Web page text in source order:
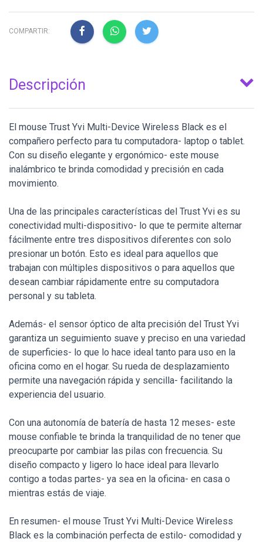
COMPARTIR:
Descripción
El mouse Trust Yvi Multi-Device Wireless Black es el
compañero perfecto para tu computadora- laptop o tablet.
Con su diseño elegante y ergonómico- este mouse
inalámbrico te brinda comodidad y precisión en cada
movimiento.
Una de las principales características del Trust Yvi es su
conectividad multi-dispositivo- lo que te permite alternar
fácilmente entre tres dispositivos diferentes con solo
presionar un botón. Esto es ideal para aquellos que
trabajan con múltiples dispositivos o para aquellos que
desean cambiar rápidamente entre su computadora
personal y su tableta.
Además- el sensor óptico de alta precisión del Trust Yvi
garantiza un seguimiento suave y preciso en una variedad
de superficies- lo que lo hace ideal tanto para uso en la
oficina como en el hogar. Su rueda de desplazamiento
permite una navegación rápida y sencilla- facilitando la
experiencia del usuario.
Con una autonomía de batería de hasta 12 meses- este
mouse confiable te brinda la tranquilidad de no tener que
preocuparte por cambiar las pilas con frecuencia. Su
diseño compacto y ligero lo hace ideal para llevarlo
contigo a todas partes- ya sea en la oficina- en casa o
mientras estás de viaje.
En resumen- el mouse Trust Yvi Multi-Device Wireless
Black es la combinación perfecta de estilo- comodidad y